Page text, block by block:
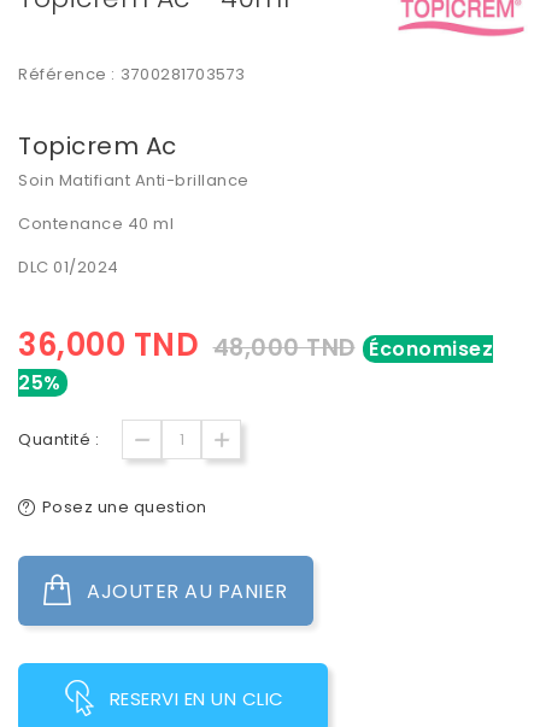
Référence : 3700281703573
Topicrem Ac
Soin Matifiant Anti-brillance
Contenance 40 ml
DLC 01/2024
36,000 TND 48,000 TND Économisez
25%
Quantité :
Posez une question
AJOUTER AU PANIER
RESERVI EN UN CLIC